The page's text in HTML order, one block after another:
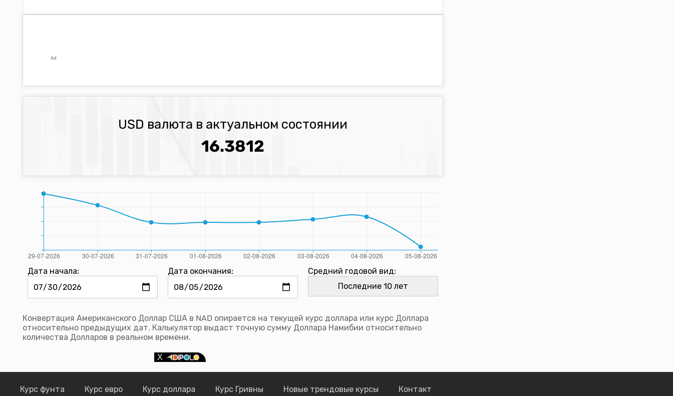
Ad
USD валюта в актуальном состоянии
16.3812
Дата начала: Дата окончания: Средний годовой вид:
Конвертация Американского Доллар США в NAD опирается на текущей курс доллара или курс Доллара
относительно предыдущих дат. Калькулятор выдаст точную сумму Доллара Намибии относительно
количества Долларов в реальном времени.
Курс фунта Курс евро Курс доллара Курс Гривны Новые трендовые курсы Контакт